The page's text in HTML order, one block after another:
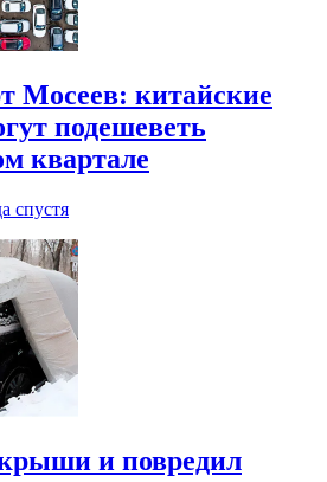
Мосеев: китайские
подешеветь
квартале
спустя
и повредил